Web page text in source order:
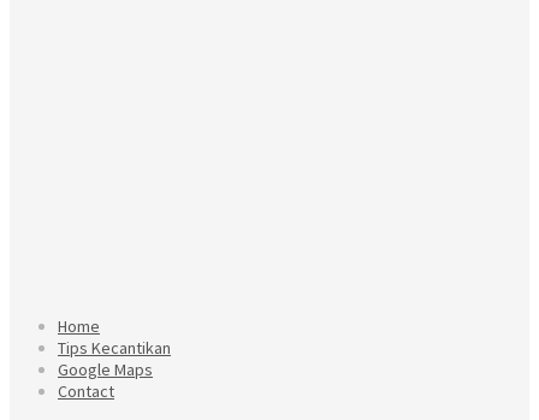
Home
Tips Kecantikan
Google Maps
Contact